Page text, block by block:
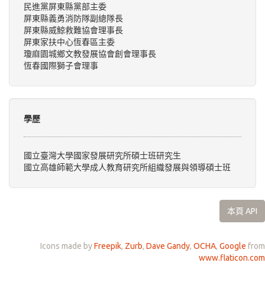
民進黨屏東縣黨部主委
屏東縣義勇消防隊副總隊長
屏東縣威鯨救難協會理事長
屏東家扶中心恆春區主委
瓊麻園城鄉文教發展協會創會理事長
恆春國際獅子會理事
學歷
國立臺灣大學國家發展研究所碩士班研究生
國立高雄師範大學成人教育研究所組織發展與領導碩士班
本頁 API
Icons made byFreepik, Zurb, Dave Gandy, OCHA, Google from
www.flaticon.com